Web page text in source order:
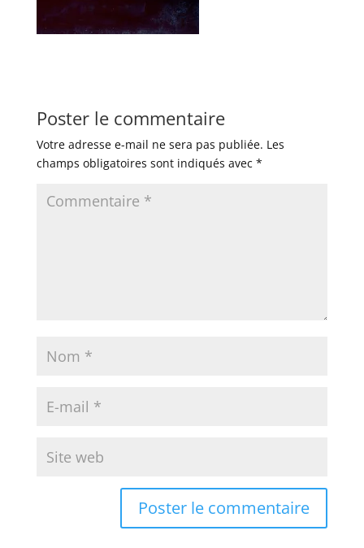
Poster le commentaire
Votre adresse e-mail ne sera pas publiée. Les
champs obligatoires sont indiqués avec *